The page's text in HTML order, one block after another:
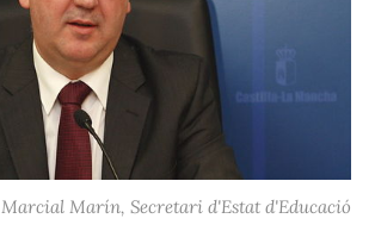
Marcial Marín, Secretari d'Estat d'Educació